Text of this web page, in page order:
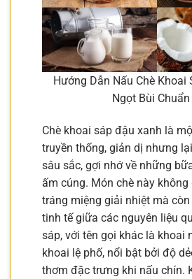
Hướng Dẫn Nấu Chè Khoai
Ngọt Bùi Chuẩn
Chè khoai sáp đậu xanh là
truyền thống, giản dị nhưng
sâu sắc, gợi nhớ về những
ấm cúng. Món chè này
tráng miệng giải nhiệt mà
tinh tế giữa các nguyên liệu
sáp, với tên gọi khác là khoai
khoai lệ phố, nổi bật bởi độ
thơm đặc trưng khi nấu chín.